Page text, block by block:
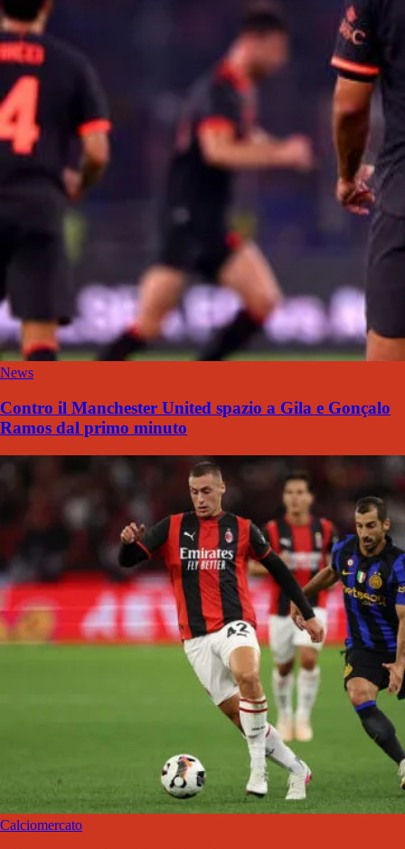
News
Contro il Manchester United spazio a Gila e Gonçalo
Ramos dal primo minuto
Calciomercato